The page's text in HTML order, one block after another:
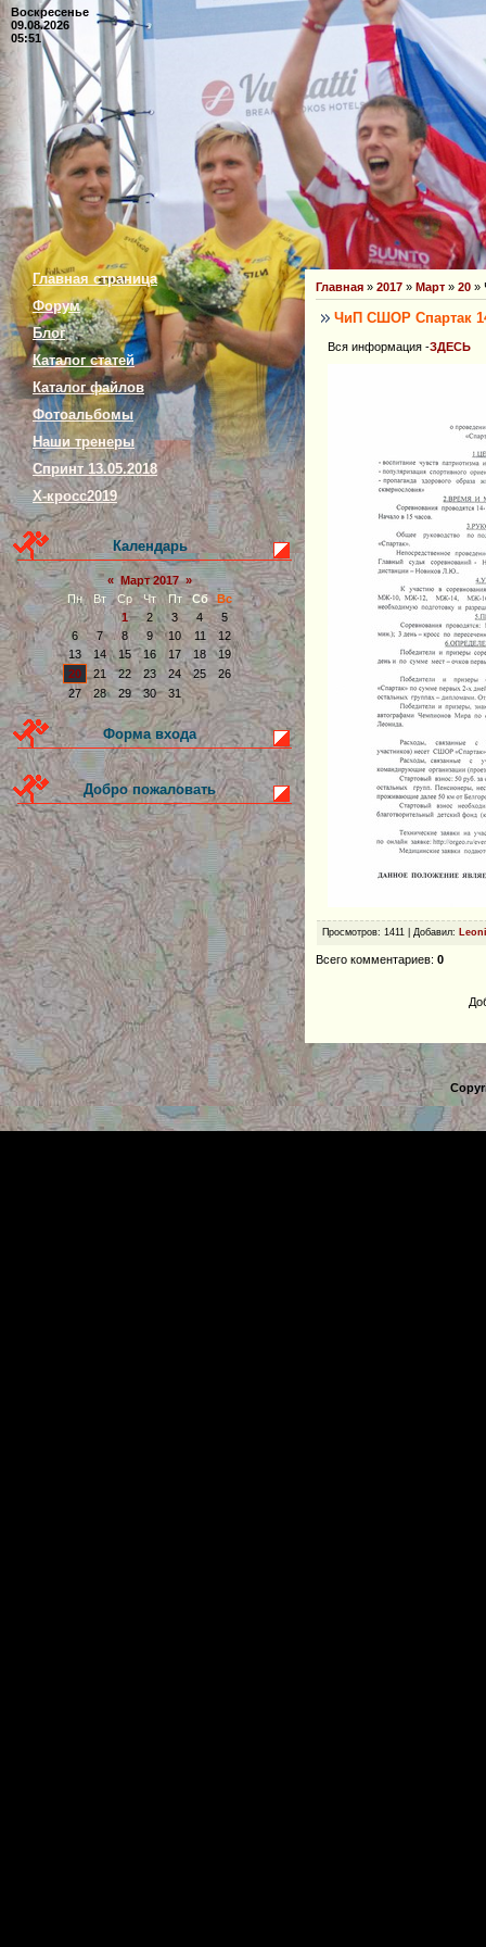
Воскресенье
09.08.2026
05:51
Главная страница
Форум
Блог
Каталог статей
Каталог файлов
Фотоальбомы
Наши тренеры
Спринт 13.05.2018
Х-кросс2019
Календарь
« Март 2017 »
Пн
Вт Ср Чт Пт Сб
Вс
1
2 3 4
5
6
7 8 9 10 11
12
13
14 15 16 17 18
19
20
21 22 23 24 25
26
27
28 29 30 31
Форма входа
Добро пожаловать
Главная » 2017 » Март » 20 »
ЧиП СШОР Спартак
Вся информация -ЗДЕСЬ
Просмотров: 1411 | Добавил:
Всего комментариев: 0